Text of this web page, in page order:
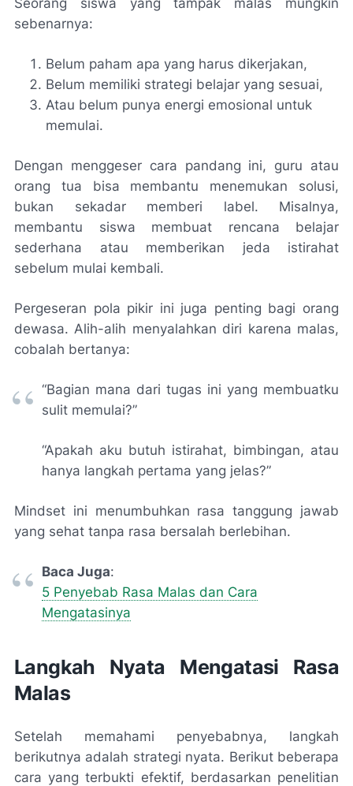
sebenarnya:
Belum paham apa yang harus dikerjakan,
Belum memiliki strategi belajar yang sesuai,
Atau belum punya energi emosional untuk
memulai.
Dengan menggeser cara pandang ini, guru atau
orang tua bisa membantu menemukan solusi,
bukan sekadar memberi label. Misalnya,
membantu siswa membuat rencana belajar
sederhana atau memberikan jeda istirahat
sebelum mulai kembali.
Pergeseran pola pikir ini juga penting bagi orang
dewasa. Alih-alih menyalahkan diri karena malas,
cobalah bertanya:
“Bagian mana dari tugas ini yang membuatku
sulit memulai?”
“Apakah aku butuh istirahat, bimbingan, atau
hanya langkah pertama yang jelas?”
Mindset ini menumbuhkan rasa tanggung jawab
yang sehat tanpa rasa bersalah berlebihan.
Baca Juga:
5 Penyebab Rasa Malas dan Cara
Mengatasinya
Langkah Nyata Mengatasi Rasa
Malas
Setelah memahami penyebabnya, langkah
berikutnya adalah strategi nyata. Berikut beberapa
cara yang terbukti efektif, berdasarkan penelitian